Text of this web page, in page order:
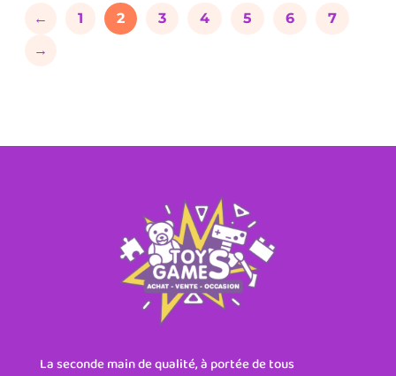
← 1 2 3 4 5 6
7
→
La seconde main de qualité, à portée de tous